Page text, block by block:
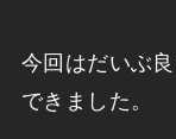
今回はだいぶ
できました。